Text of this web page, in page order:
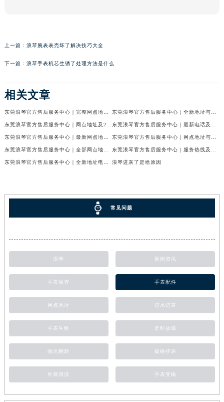
上一篇： 浪琴腕表表壳坏了解决技巧大全
下一篇： 浪琴手表机芯生锈了处理方法是什么
相关文章
浪琴进灰了是啥原因
常见问题
浪琴 新闻资讯
手表保养 手表配件
网点地址 进水进灰
手表生锈 走时故障
抛光翻新 磕碰摔坏
外观清洗 手表受磁